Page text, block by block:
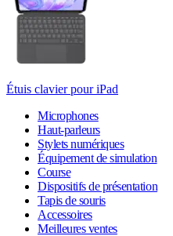
Étuis clavier pour iPad
Microphones
Haut-parleurs
Stylets numériques
Équipement de simulation
Course
Dispositifs de présentation
Tapis de souris
Accessoires
Meilleures ventes